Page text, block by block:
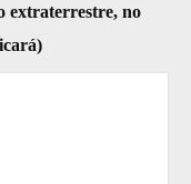
extraterrestre, no